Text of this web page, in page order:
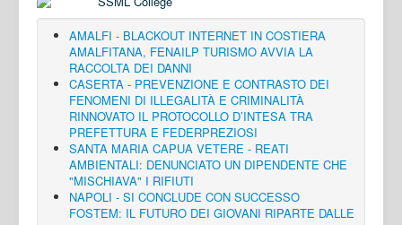
AMALFI - BLACKOUT INTERNET IN COSTIERA
AMALFITANA, FENAILP TURISMO AVVIA LA
RACCOLTA DEI DANNI
CASERTA - PREVENZIONE E CONTRASTO DEI
FENOMENI DI ILLEGALITÀ E CRIMINALITÀ
RINNOVATO IL PROTOCOLLO D’INTESA TRA
PREFETTURA E FEDERPREZIOSI
SANTA MARIA CAPUA VETERE - REATI
AMBIENTALI: DENUNCIATO UN DIPENDENTE CHE
"MISCHIAVA" I RIFIUTI
NAPOLI - SI CONCLUDE CON SUCCESSO
FOSTEM: IL FUTURO DEI GIOVANI RIPARTE DALLE